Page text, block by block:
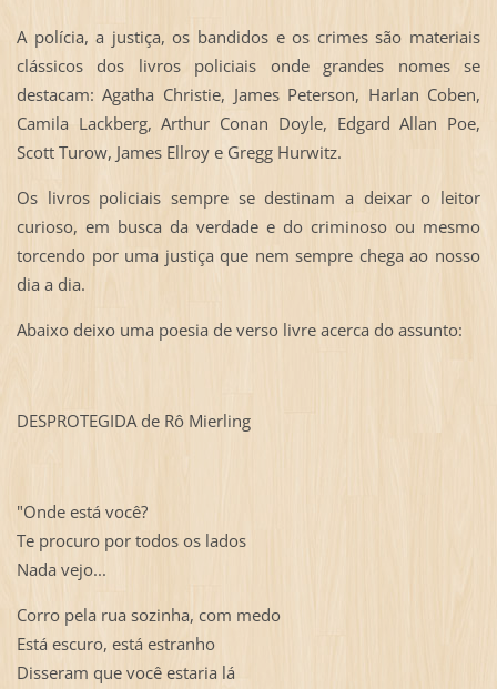
A polícia, a justiça, os bandidos e os crimes são materiais
clássicos dos livros policiais onde grandes nomes se
destacam: Agatha Christie, James Peterson, Harlan Coben,
Camila Lackberg, Arthur Conan Doyle, Edgard Allan Poe,
Scott Turow, James Ellroy e Gregg Hurwitz.
Os livros policiais sempre se destinam a deixar o leitor
curioso, em busca da verdade e do criminoso ou mesmo
torcendo por uma justiça que nem sempre chega ao nosso
dia a dia.
Abaixo deixo uma poesia de verso livre acerca do assunto:
DESPROTEGIDA de Rô Mierling
"Onde está você?
Te procuro por todos os lados
Nada vejo...
Corro pela rua sozinha, com medo
Está escuro, está estranho
Disseram que você estaria lá